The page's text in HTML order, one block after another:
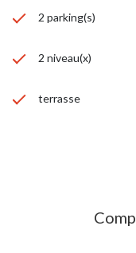
2 parking(s)
2 niveau(x)
terrasse